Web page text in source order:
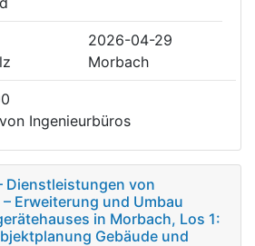
2026-04-29
Morbach
Ingenieurbüros
Dienstleistungen von
Erweiterung und Umbau
in Morbach, Los 1:
Gebäude und